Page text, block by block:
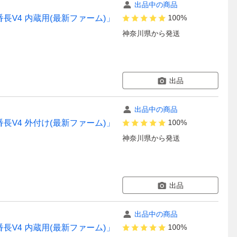
V4 内蔵用(最新ファーム)」
出品中の商品
100%
神奈川県から発送
出品
V4 外付け(最新ファーム)」
出品中の商品
100%
神奈川県から発送
出品
V4 内蔵用(最新ファーム)」
出品中の商品
100%